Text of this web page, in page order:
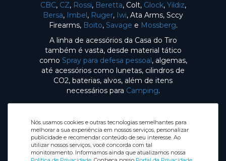
Nós usamos cookies e outras tecnologias semelhantes para
melhorar a sua experiência em nossos serviços, personalizar
publicidade e recomendar conteúdo de seu interesse. Ao
utilizar nossos serviços, você concorda com tal
monitoramento. Informamos ainda que atualizamos nossa
CBC, CZ, Rossi, Beretta, Colt, Glock, Yildiz,
Bersa, Imbel, Ruger, Iwi, Ata Arms, Sccy
Firearms, Boito, Savage e Mossberg.
A linha de acessórios da Casa do Tiro
também é vasta, desde material tático
como Spray para defesa pessoal, algemas,
até acessórios como lunetas, cilindros de
CO2, baterias, alvos, além de itens
necessários para Camping.
Selos de Segurança Redes sociais